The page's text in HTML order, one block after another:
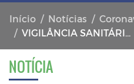
Início Notícias
VIGILÂNCIA SANITÁRIA REALIZA INSPEÇÃO EM ESTABELECIMENTOS DE FUNCIONAMENTO NOTURNO
NOTÍCIA